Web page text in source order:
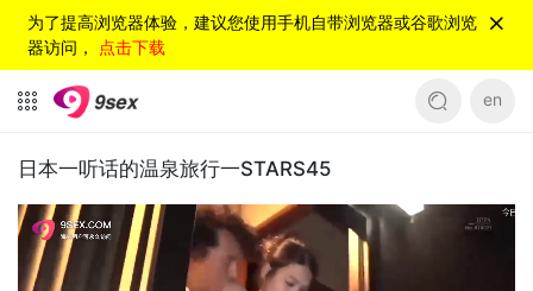
为了提高浏览器体验，建议您使用手机自带浏览器或谷歌浏览
器访问， 点击下载
en
日本一听话的温泉旅行一STARS45